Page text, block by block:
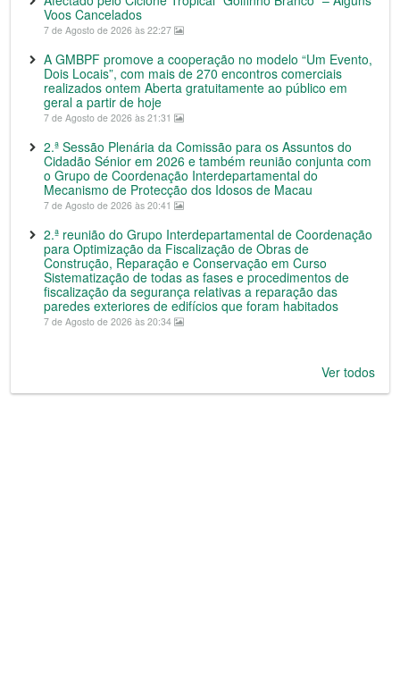
Voos Cancelados
7 de Agosto de 2026 às 22:27
A GMBPF promove a cooperação no modelo “Um Evento,
Dois Locais”, com mais de 270 encontros comerciais
realizados ontem Aberta gratuitamente ao público em
geral a partir de hoje
7 de Agosto de 2026 às 21:31
2.ª Sessão Plenária da Comissão para os Assuntos do
Cidadão Sénior em 2026 e também reunião conjunta com
o Grupo de Coordenação Interdepartamental do
Mecanismo de Protecção dos Idosos de Macau
7 de Agosto de 2026 às 20:41
2.ª reunião do Grupo Interdepartamental de Coordenação
para Optimização da Fiscalização de Obras de
Construção, Reparação e Conservação em Curso
Sistematização de todas as fases e procedimentos de
fiscalização da segurança relativas a reparação das
paredes exteriores de edifícios que foram habitados
7 de Agosto de 2026 às 20:34
Ver todos